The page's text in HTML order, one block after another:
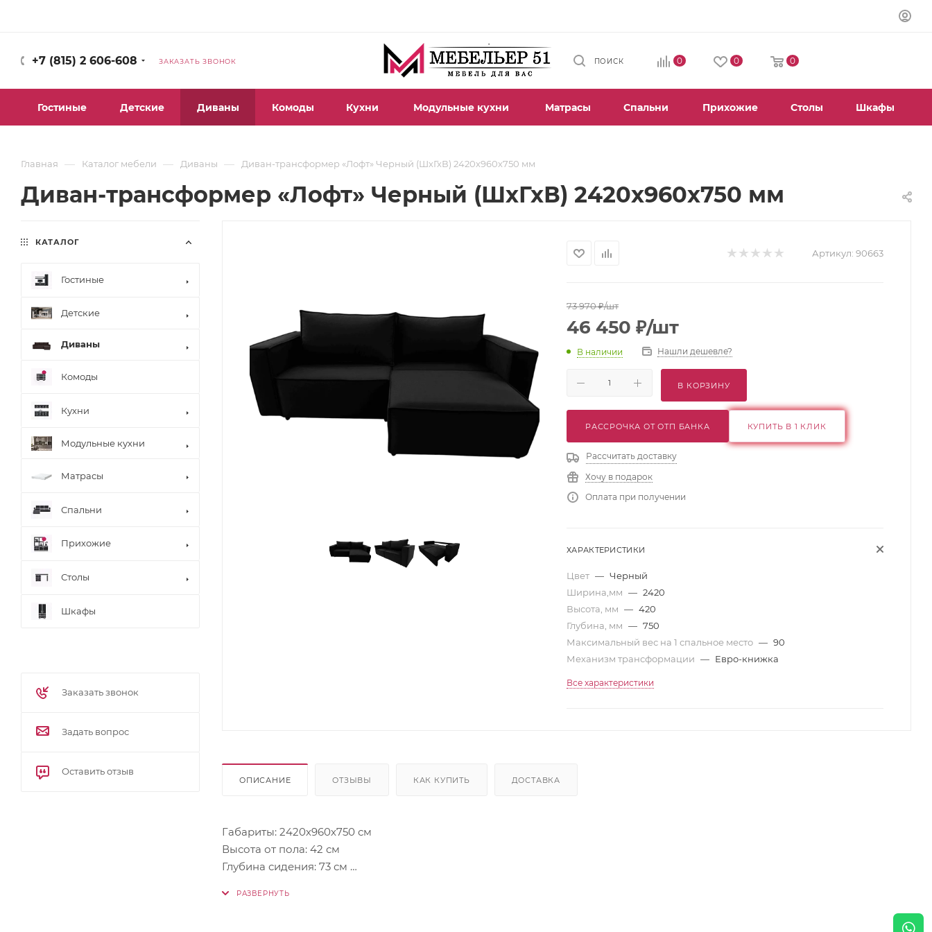
+7 (815) 2 606-608 ЗАКАЗАТЬ ЗВОНОК ПОИСК 0 0 0
Гостиные Детские Диваны Комоды Кухни Модульные кухни Матрасы Спальни Прихожие Столы Шкафы
Главная — Каталог мебели — Диваны — Диван-трансформер «Лофт» Черный (ШхГхВ) 2420х960х750 мм
Диван-трансформер «Лофт» Черный (ШхГхВ) 2420х960х750 мм
Артикул: 90663
73 970₽/шт
46 450 ₽/шт
В наличии Нашли дешевле?
В КОРЗИНУ
РАССРОЧКА ОТ ОТП БАНКА КУПИТЬ В 1 КЛИК
Рассчитать доставку
Хочу в подарок
Оплата при получении
ХАРАКТЕРИСТИКИ
Цвет — Черный
Ширина,мм — 2420
Высота, мм — 420
Глубина, мм — 750
Максимальный вес на 1 спальное место — 90
Механизм трансформации — Евро-книжка
Все характеристики
ОПИСАНИЕ ОТЗЫВЫ КАК КУПИТЬ ДОСТАВКА
Габариты: 2420х960х750 см
Высота от пола: 42 см
Глубина сидения: 73 см
КАТАЛОГ
Гостиные
Детские
Диваны
Комоды
Кухни
Модульные кухни
Матрасы
Спальни
Прихожие
Столы
Шкафы
Заказать звонок
Задать вопрос
Оставить отзыв